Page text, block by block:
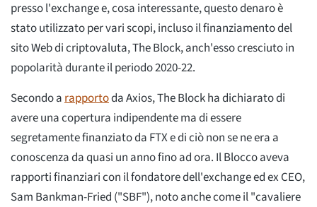
presso l'exchange e, cosa interessante, questo denaro è
stato utilizzato per vari scopi, incluso il finanziamento del
sito Web di criptovaluta, The Block, anch'esso cresciuto in
popolarità durante il periodo 2020-22.
Secondo arapportoda Axios, The Block ha dichiarato di
avere una copertura indipendente ma di essere
segretamente finanziato da FTX e di ciò non se ne era a
conoscenza da quasi un anno fino ad ora. Il Blocco aveva
rapporti finanziari con il fondatore dell'exchange ed ex CEO,
Sam Bankman-Fried ("SBF"), noto anche come il "cavaliere